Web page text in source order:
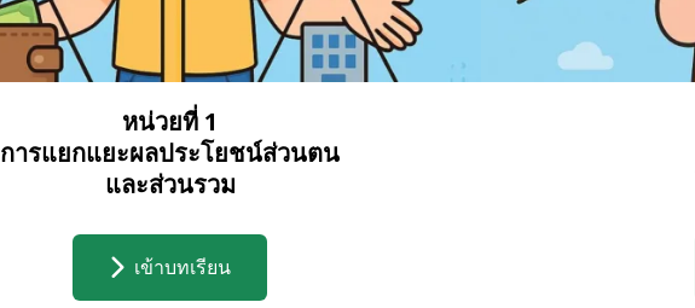
หน่วยที่ 1
การแยกแยะผลประโยชน์ส่วนตน
และส่วนรวม
เข้าบทเรียน